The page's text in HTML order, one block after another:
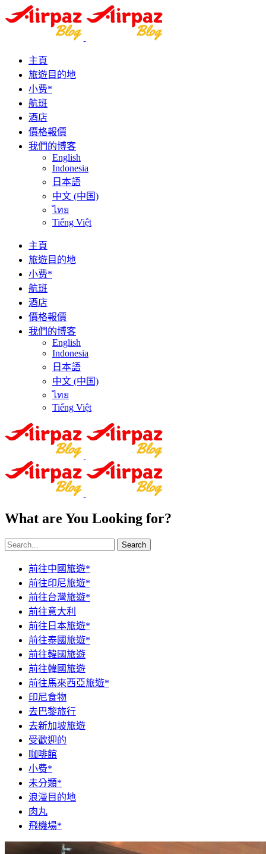
主頁
旅遊目的地
小费*
航班
酒店
價格報價
我們的博客
English
Indonesia
日本語
中文 (中国)
ไทย
Tiếng Việt
主頁
旅遊目的地
小费*
航班
酒店
價格報價
我們的博客
English
Indonesia
日本語
中文 (中国)
ไทย
Tiếng Việt
What are You Looking for?
Search
前往中國旅遊*
前往印尼旅遊*
前往台灣旅遊*
前往意大利
前往日本旅遊*
前往泰國旅遊*
前往韓國旅遊
前往韓國旅遊
前往馬來西亞旅遊*
印尼食物
去巴黎旅行
去新加坡旅遊
受歡迎的
咖啡館
小费*
未分類*
浪漫目的地
肉丸
飛機場*